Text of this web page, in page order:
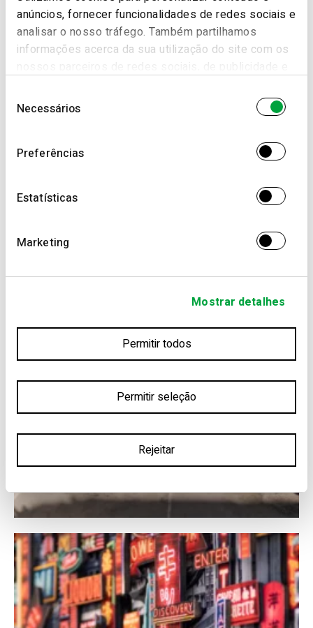
anúncios, fornecer funcionalidades de redes sociais e
analisar o nosso tráfego. Também partilhamos
informações acerca da sua utilização do site com os
informações que lhes forneceu ou recolhidas por
deNecessários
Preferências
Estatísticas
Marketing
Mostrar detalhes
Permitir todos
Permitir seleção
Rejeitar